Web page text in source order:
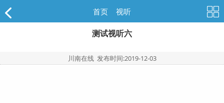
首页 视听
测试视听六
川南在线 发布时间:2019-12-03